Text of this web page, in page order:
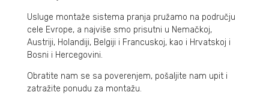
Usluge montaže sistema pranja pružamo na području
cele Evrope, a najviše smo prisutni u Nemačkoj,
Austriji, Holandiji, Belgiji i Francuskoj, kao i Hrvatskoj i
Bosni i Hercegovini.
Obratite nam se sa poverenjem, pošaljite nam upit i
zatražite ponudu za montažu.